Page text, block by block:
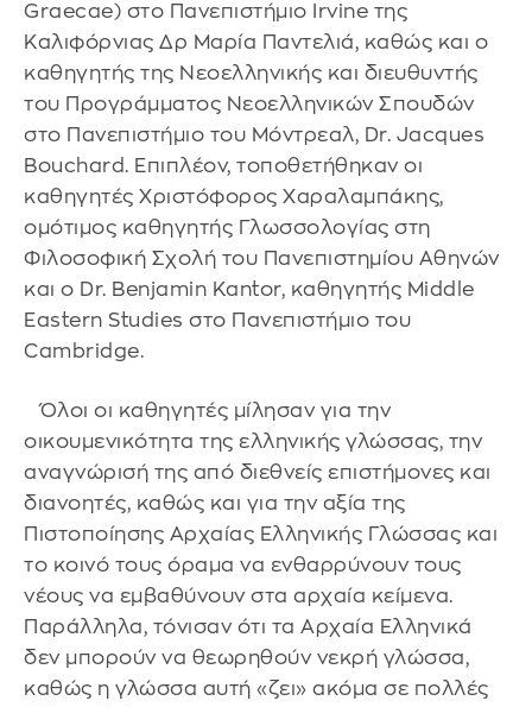
Graecae) στο Πανεπιστήμιο Irvine της
Καλιφόρνιας Δρ Mαρία Παντελιά, καθώς και ο
καθηγητής της Νεοελληνικής και διευθυντής
του Προγράμματος Νεοελληνικών Σπουδών
στο Πανεπιστήμιο του Μόντρεαλ, Dr. Jacques
Bouchard. Επιπλέον, τοποθετήθηκαν οι
καθηγητές Χριστόφορος Χαραλαμπάκης,
ομότιμος καθηγητής Γλωσσολογίας στη
Φιλοσοφική Σχολή του Πανεπιστημίου Αθηνών
και ο Dr. Benjamin Kantor, καθηγητής Middle
Eastern Studies στο Πανεπιστήμιο του
Cambridge.
Όλοι οι καθηγητές μίλησαν για την
οικουμενικότητα της ελληνικής γλώσσας, την
αναγνώρισή της από διεθνείς επιστήμονες και
διανοητές, καθώς και για την αξία της
Πιστοποίησης Αρχαίας Ελληνικής Γλώσσας και
το κοινό τους όραμα να ενθαρρύνουν τους
νέους να εμβαθύνουν στα αρχαία κείμενα.
Παράλληλα, τόνισαν ότι τα Αρχαία Ελληνικά
δεν μπορούν να θεωρηθούν νεκρή γλώσσα,
καθώς η γλώσσα αυτή «ζει» ακόμα σε πολλές